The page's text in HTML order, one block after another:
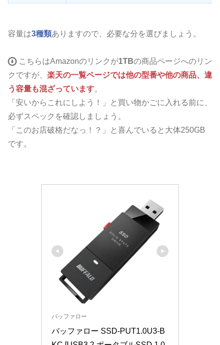
容量は3種類ありますので、必要な分を選びましょう。
こちらはAmazonのリンクが1TBの商品ページへのリン
クですが、 楽天の一覧ページでは他の型番や他の商品、違
う容量も混ざっています。
「安いからこれにしよう！」と 買い物かごに入れる前に、
必ずスペックを確認しましょう。
「このお店破格だなっ！？」と喜んでいると大体250GB
です。
バッファロー
バッファロー SSD-PUT1.0U3-B